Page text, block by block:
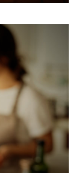
są
się